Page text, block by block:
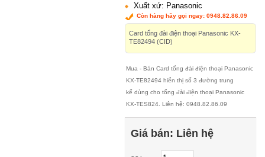
Xuất xứ: Panasonic
Còn hàng hãy gọi ngay: 0948.82.86.09
Card tổng đài điện thoại Panasonic KX-
TE82494 (CID)
Mua - Bán Card tổng đài điện thoại Panasonic
KX-TE82494 hiển thị số 3 đường trung
kế dùng cho tổng đài điện thoại Panasonic
KX-TES824. Liên hệ: 0948.82.86.09
Giá bán: Liên hệ